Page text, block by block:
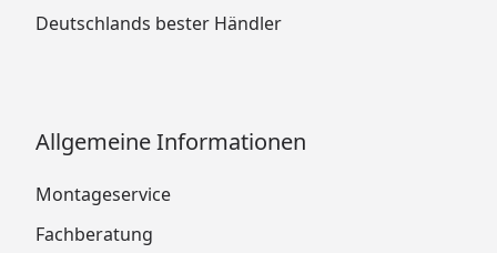
Deutschlands bester Händler
Allgemeine Informationen
Montageservice
Fachberatung